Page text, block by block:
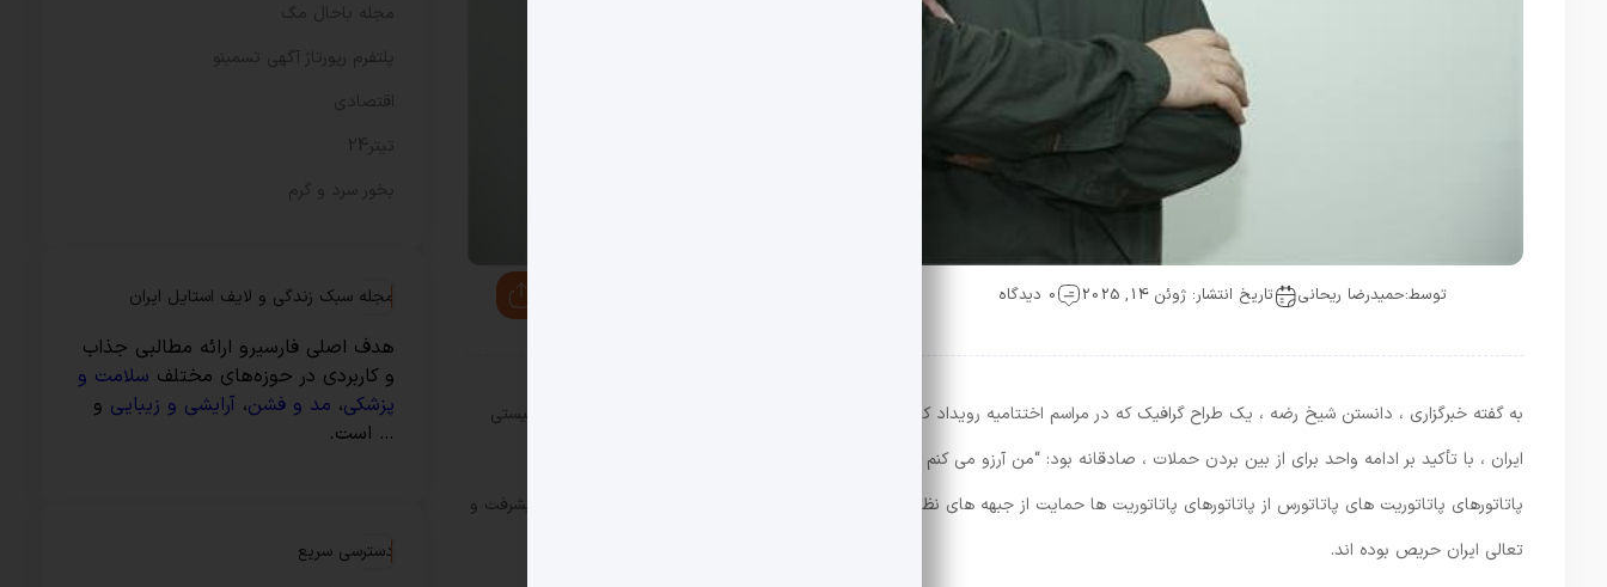
توسط:حمیدرضا ریحانی تاریخ انتشار: ژوئن 14, 2025 0 دیدگاه
به گفته خبرگزاری ، دانستن شیخ رضه ، یک طراح گرافیک که در مراسم اختتامیه رویداد کارتونی ، کارتون و پوستر “هولوزید” ، در مورد تهاجم صهیونیستی
ایران ، با تأکید بر ادامه واحد برای از بین بردن حملات ، صادقانه بود: “من آرزو می کنم بیشتر قربانیان قربانیان سلامت و پاتاتورهای پاتاتورهای
پاتاتورهای پاتاتوریت های پاتاتورس از پاتاتورهای پاتاتوریت ها حمایت از جبهه های نظامی به آوانگارد ، ردیف جامعه ایران است و دشمنان در پیشرفت و
تعالی ایران حریص بوده اند.
مجله باحال مگ
پلتفرم رپورتاژ آگهی تسمینو
اقتصادی
تیتر24
بخور سرد و گرم
مجله سبک زندگی و لایف استایل ایران
هدف اصلی فارسیرو ارائه مطالبی جذاب
و کاربردی در حوزه‌های مختلف سلامت و
پزشکی، مد و فشن، آرایشی و زیبایی و
… است.
دسترسی سریع